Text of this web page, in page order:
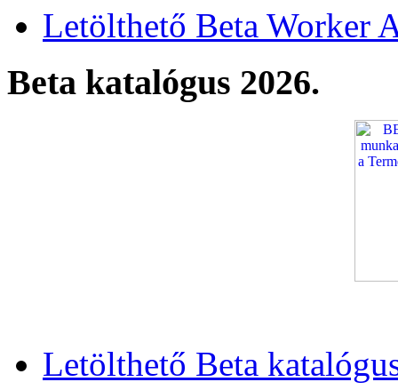
Letölthető Beta Worker
Beta katalógus 2026.
Letölthető Beta